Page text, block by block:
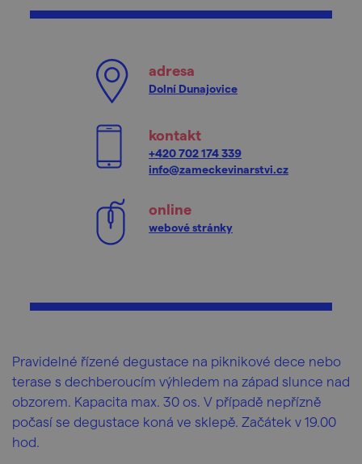
adresa
Dolní Dunajovice
kontakt
+420 702 174 339
info@zameckevinarstvi.cz
online
webové stránky
Pravidelné řízené degustace na piknikové dece nebo
terase s dechberoucím výhledem na západ slunce nad
obzorem. Kapacita max. 30 os. V případě nepřízně
počasí se degustace koná ve sklepě. Začátek v 19.00
hod.